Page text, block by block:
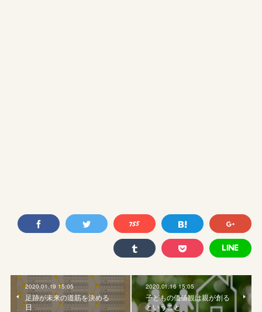
2020.01.19 15:05
足跡が未来の道筋を決める
日
2020.01.16 15:05
子どもの価値観は親が創る
ということ